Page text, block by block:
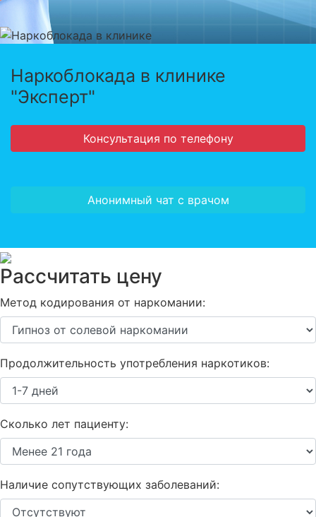
Наркоблокада в клинике
"Эксперт"
Консультация по телефону
Анонимный чат с врачом
Рассчитать цену
Метод кодирования от наркомании:
Продолжительность употребления наркотиков:
Сколько лет пациенту:
Наличие сопутствующих заболеваний: